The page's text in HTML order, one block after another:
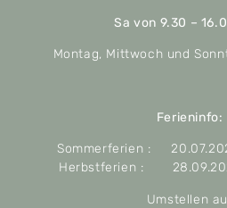
Sa von 9.30 –
Montag, Mittwoch und
Ferieninfo:
Sommerferien :
Herbstferien :
Umstellen